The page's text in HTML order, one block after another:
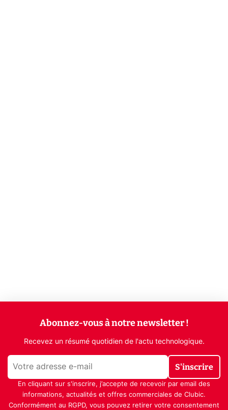
Abonnez-vous à notre newsletter !
Recevez un résumé quotidien de l'actu technologique.
S'inscrire
En cliquant sur s'inscrire, j’accepte de recevoir par email des
informations, actualités et offres commerciales de Clubic.
Conformément au RGPD, vous pouvez retirer votre consentement